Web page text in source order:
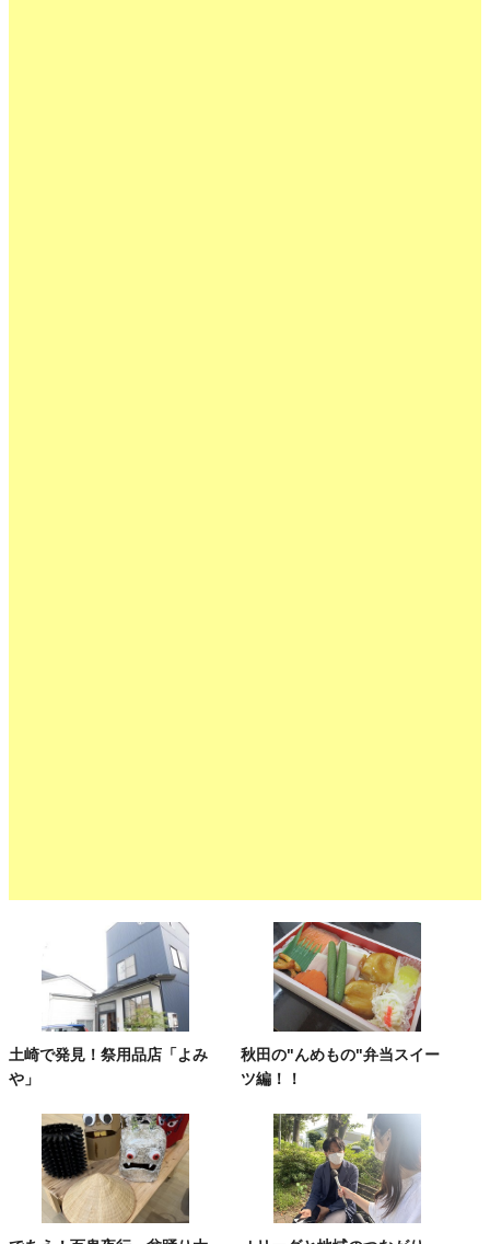
土崎で発見！祭用品店「よみ
や」
秋田の"んめもの"弁当スイー
ツ編！！